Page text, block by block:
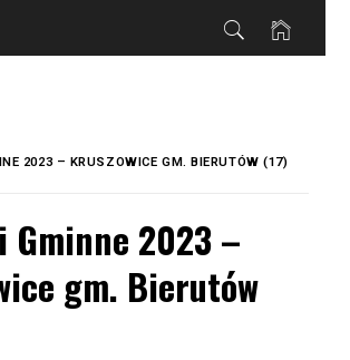
2023 – KRUSZOWICE GM. BIERUTÓW (17)
Gminne 2023 –
gm. Bierutów